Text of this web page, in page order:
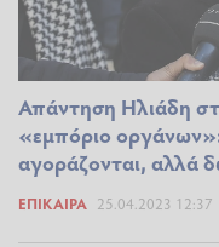
Απάντηση Ηλιάδη
«εμπόριο οργάνων»:
αγοράζονται, αλλά
ΕΠΊΚΑΙΡΑ 25.04.2023 12:37